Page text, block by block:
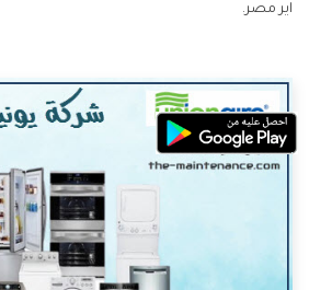
اير مصر.